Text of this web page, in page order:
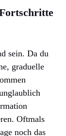
sein. Da du
graduelle
Oftmals
noch das